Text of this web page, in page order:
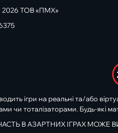
2026 ТОВ «ПМХ»
ігри на реальні та/або
чи тоталізаторами. Будь-які
В АЗАРТНИХ ІГРАХ МОЖЕ